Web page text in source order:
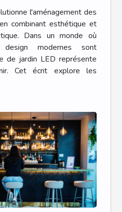
un extérieur
l'aménagement des
combinant esthétique et
Dans un monde où
modernes sont
de jardin LED représente
Cet écrit explore les